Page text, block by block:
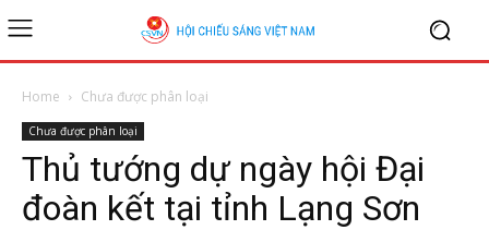
Home Chưa được phân loại
Chưa được phân loại
Thủ tướng dự ngày hội Đại
đoàn kết tại tỉnh Lạng Sơn